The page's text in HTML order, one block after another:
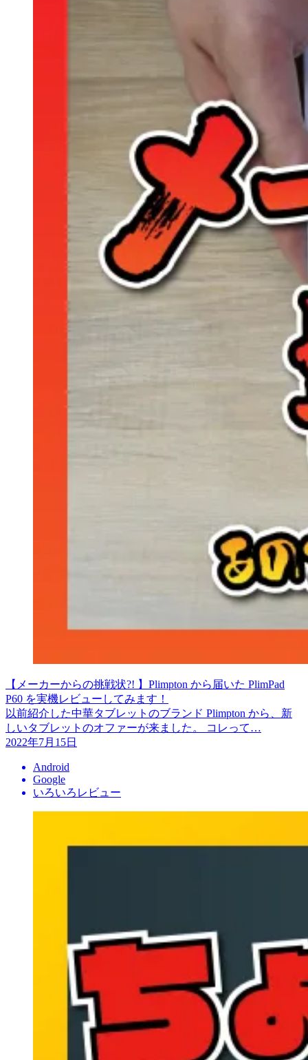
【メーカーからの挑戦状?! 】Plimpton から届いた PlimPad
P60 を実機レビューしてみます！
以前紹介した中華タブレットのブランド Plimpton から、新
しいタブレットのオファーが来ました。 コレって…
2022年7月15日
Android
Google
いろいろレビュー